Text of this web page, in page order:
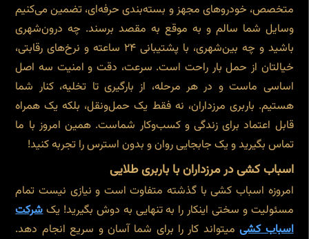
متخصص، خودروهای مجهز و بسته‌بندی حرفه‌ای، تضمین می‌کنیم
وسایل شما سالم و به موقع به مقصد برسند. چه درون‌شهری
باشید و چه بین‌شهری، با پشتیبانی ۲۴ ساعته و نرخ‌های رقابتی،
خیالتان از حمل بار راحت است. سرعت، دقت و امنیت سه اصل
اساسی ماست و در هر مرحله، از بارگیری تا تخلیه، کنار شما
هستیم. باربری مرزداران، نه فقط یک حمل‌ونقل، بلکه یک همراه
قابل اعتماد برای زندگی و کسب‌وکار شماست. همین امروز با ما
تماس بگیرید و یک جابجایی روان و بدون استرس را تجربه کنید!
اسباب کشی در مرزداران با باربری طلایی
امروزه اسباب کشی با گذشته متفاوت است و نیازی نیست تمام
مسئولیت و سختی اینکار را به تنهایی به دوش بگیرید! یکشرکت
اسباب کشیمیتواند کار را برای شما آسان و سریع انجام دهد.